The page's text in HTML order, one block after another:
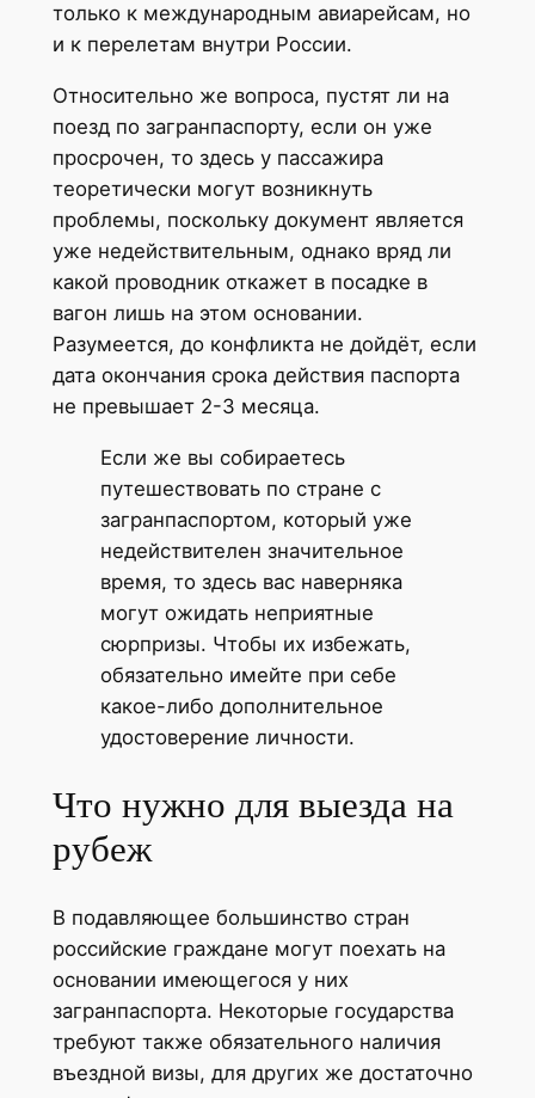
только к международным авиарейсам, но
и к перелетам внутри России.
Относительно же вопроса, пустят ли на
поезд по загранпаспорту, если он уже
просрочен, то здесь у пассажира
теоретически могут возникнуть
проблемы, поскольку документ является
уже недействительным, однако вряд ли
какой проводник откажет в посадке в
вагон лишь на этом основании.
Разумеется, до конфликта не дойдёт, если
дата окончания срока действия паспорта
не превышает 2-3 месяца.
Если же вы собираетесь
путешествовать по стране с
загранпаспортом, который уже
недействителен значительное
время, то здесь вас наверняка
могут ожидать неприятные
сюрпризы. Чтобы их избежать,
обязательно имейте при себе
какое-либо дополнительное
удостоверение личности.
Что нужно для выезда на
рубеж
В подавляющее большинство стран
российские граждане могут поехать на
основании имеющегося у них
загранпаспорта. Некоторые государства
требуют также обязательного наличия
въездной визы, для других же достаточно